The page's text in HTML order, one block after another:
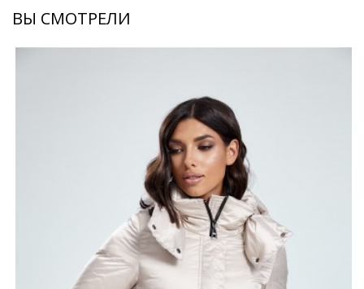
облегание. Глубокий уютный капюшон защитит вас в
непогоду от ветра и осадков. Интересный дизайн
отделки капюшона черной полосой и наклонное
расположение карманов с клапанами придает
современности образу.
Длина изделия 70-75 см — идеальна, чтобы не мешать
активному образу жизни и защитить вашу спину от
холода. Особый водоотталкивающий материал
защитит в сырую погоду и ветряную погоду. Дутая
куртка-пуховик очень легкая и практичная. В ней вы
ВЫ СМОТРЕЛИ